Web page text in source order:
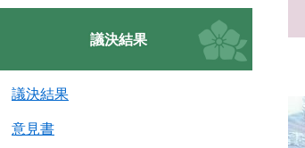
議決結果
議決結果
意見書